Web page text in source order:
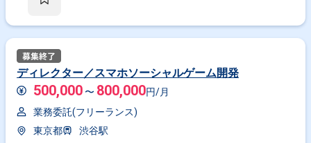
ディレクター／スマホソーシャルゲーム開発
500,000 〜 800,000円/月
業務委託(フリーランス)
東京都
渋谷駅